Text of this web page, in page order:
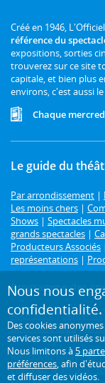
Créé en 1946,
référence du
expositions, sorties
trouverez sur ce site
capitale, et bien plus
environs, c'est aussi
Chaque
Le guide du
Par arrondissement |
Les moins chers |
Shows | Spectacles
grands spectacles |
Producteurs Associés
représentations |
Programme des
Août 2026|
Décembre 2026|
Retrouvez toutes les
Feydeau,Marivaux,
Nous nous
confidentialité.
Des cookies
services sont utilisés
Nous limitons à 5
préférences, afin
et diffuser des vidéos.